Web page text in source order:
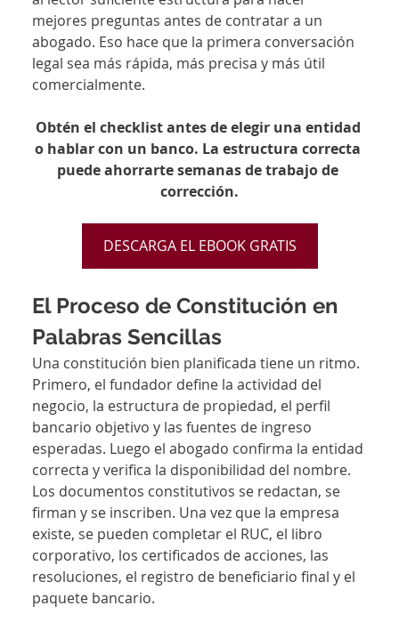
mejores preguntas antes de contratar a un
abogado. Eso hace que la primera conversación
legal sea más rápida, más precisa y más útil
comercialmente.
Obtén el checklist antes de elegir una entidad
o hablar con un banco. La estructura correcta
puede ahorrarte semanas de trabajo de
corrección.
DESCARGA EL EBOOK GRATIS
El Proceso de Constitución en
Palabras Sencillas
Una constitución bien planificada tiene un ritmo.
Primero, el fundador define la actividad del
negocio, la estructura de propiedad, el perfil
bancario objetivo y las fuentes de ingreso
esperadas. Luego el abogado confirma la entidad
correcta y verifica la disponibilidad del nombre.
Los documentos constitutivos se redactan, se
firman y se inscriben. Una vez que la empresa
existe, se pueden completar el RUC, el libro
corporativo, los certificados de acciones, las
resoluciones, el registro de beneficiario final y el
paquete bancario.